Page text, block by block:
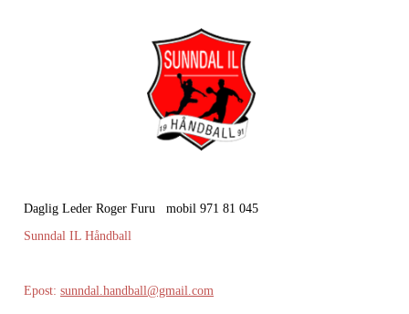
Daglig Leder Roger Furu mobil 971 81 045
Sunndal IL Håndball
Epost: sunndal.handball@gmail.com